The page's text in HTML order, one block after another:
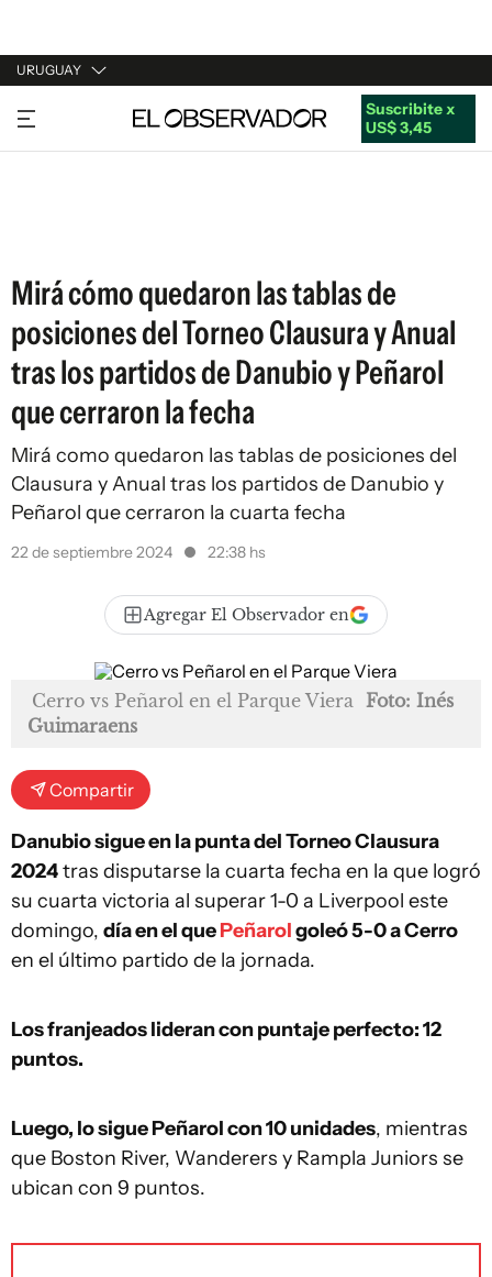
URUGUAY
URUGUAY
ARGENTINA
Suscribite x
US$ 3,45
Mirá cómo quedaron las tablas de
posiciones del Torneo Clausura y Anual
tras los partidos de Danubio y Peñarol
que cerraron la fecha
Mirá como quedaron las tablas de posiciones del
Clausura y Anual tras los partidos de Danubio y
Peñarol que cerraron la cuarta fecha
22 de septiembre 2024 22:38 hs
Agregar El Observador en
Cerro vs Peñarol en el Parque Viera Foto: Inés
Guimaraens
Compartir
Danubio sigue en la punta del Torneo Clausura
2024tras disputarse la cuarta fecha en la que logró
su cuarta victoria al superar 1-0 a Liverpool este
domingo, día en el quePeñarolgoleó 5-0 a Cerro
en el último partido de la jornada.
Los franjeados lideran con puntaje perfecto: 12
puntos.
Luego, lo sigue Peñarol con 10 unidades, mientras
que Boston River, Wanderers y Rampla Juniors se
ubican con 9 puntos.